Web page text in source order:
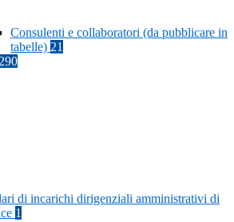
Consulenti e collaboratori (da pubblicare in
tabelle) 21
290
di incarichi dirigenziali amministrativi di
1